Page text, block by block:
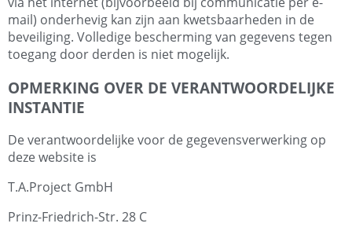
mail) onderhevig kan zijn aan kwetsbaarheden in de
beveiliging. Volledige bescherming van gegevens tegen
toegang door derden is niet mogelijk.
OPMERKING OVER DE VERANTWOORDELIJKE
INSTANTIE
De verantwoordelijke voor de gegevensverwerking op
deze website is
T.A.Project GmbH
Prinz-Friedrich-Str. 28 C